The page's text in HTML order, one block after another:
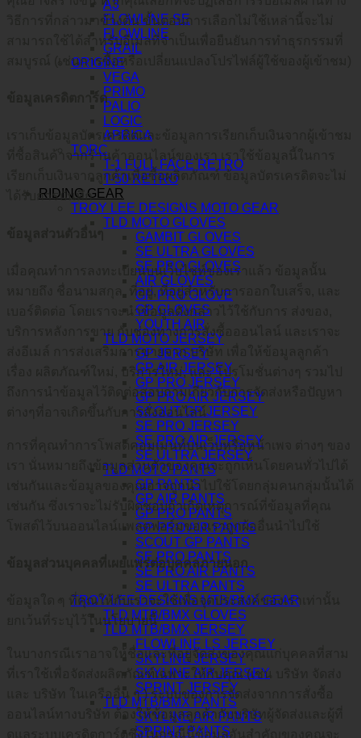
A3
FLOWLINE SE
FLOWLINE
GRAIL
ORIGINE
VEGA
PRIMO
PALIO
LOGIC
APRICA
TORC
T-1 FULL FACE RETRO
T-50 RETRO
RIDING GEAR
TROY LEE DESIGNS MOTO GEAR
TLD MOTO GLOVES
GAMBIT GLOVES
SE ULTRA GLOVES
SE PRO GLOVES
AIR GLOVES
GP PRO GLOVE
GP GLOVES
YOUTH AIR
TLD MOTO JERSEY
GP JERSEY
GP AIR JERSEY
GP PRO JERSEY
GP PRO AIR JERSEY
SCOUT GP JERSEY
SE PRO JERSEY
SE PRO AIR JERSEY
SE ULTRA JERSEY
TLD MOTO PANTS
GP PANTS
GP AIR PANTS
GP PRO PANTS
GP PRO AIR PANTS
SCOUT GP PANTS
SE PRO PANTS
SE PRO AIR PANTS
SE ULTRA PANTS
TROY LEE DESIGNS MTB/BMX GEAR
TLD MTB/BMX GLOVES
TLD MTB/BMX JERSEY
FLOWLINE LS JERSEY
SKYLINE JERSEY
SKYLINE AIR JERSEY
SPRINT JERSEY
TLD MTB/BMX PANTS
SKYLINE AIR PANTS
SPRINT PANTS
วิธีการที่กล่าวมาข้างต้น ขั้นตอนการเลือกไม่ใช้เหล่านี้จะไม่
สามารถใช้ได้สำหรับอีเมลที่จำเป็นเพื่อยืนยันการทำธุรกรรมที่
สมบูรณ์ (เช่นการซื้อหรือเปลี่ยนแปลงโปรไฟล์ผู้ใช้ของผู้เข้าชม)
ข้อมูลเครดิตการ์ด
เราเก็บข้อมูลบัตรเครดิตและข้อมูลการเรียกเก็บเงินจากผู้เข้าชม
ที่ซื้อสินค้าจากร้านค้าออนไลน์ของเรา เราใช้ข้อมูลนี้ในการ
เรียกเก็บเงินจากลูกค้าเพื่อซื้อผลิตภัณฑ์ ข้อมูลบัตรเครดิตจะไม่
ได้รับการบันทึก
เมื่อคุณทำการลงทะเบียนบนเว็บไซท์ของเราแล้ว ข้อมูลนั้น
หมายถึง ชื่อนามสกุล, ที่อยู่, ที่อยู่สำหรับการออกใบเสร็จ, และ
เบอร์ติดต่อ โดยเราจะนำข้อมูลดังกล่าวไว้ใช้กับการ ส่งของ,
บริการหลังการขาย กับช่องทางการสั่งซื้อออนไลน์ และเราจะ
ส่งอีเมล์ การส่งเสริมการขายจาก บริษัท เพื่อให้ข้อมูลลูกค้า
เรื่อง ผลิตภัณฑ์ใหม่, บริการใหม่, และ โปรโมชั่นต่างๆ รวมไป
ถึงการนำข้อมูลไว้ติดต่อสอบถามเกียวกับการจัดส่งหรือปัญหา
ต่างๆที่อาจเกิดขึ้นกับการสั่งออนไลน์
การที่คุณทำการโพสต์คอมเมนท์บนเว็บหรือหน้าเพจ ต่างๆ ของ
เรา นั่นหมายถึงข้อมูลส่วนตัวของคุณจะถูกเห็นโดยคนทั่วไปได้
เช่นกันและข้อมูลของคุณอาจถูกนำไปใช้โดยกลุ่มคนกลุ่มนั้นได้
เช่นกัน ซึ่งเราจะไม่รับผิดชอบถ้าเกิดเหตุการณ์ที่ข้อมูลที่คุณ
โพสต์ไว้บนออนไลน์แพลตฟอร์มของเราถูกผ้ออื่นนำไปใช้
ข้อมูลส่วนบุคคลที่เผยแพร่ต่อบุคคลภายนอก
ข้อมูลใด ๆ ที่คุณให้กับเราจะใช้เพื่อจุดประสงค์ของเราเท่านั้น
ยกเว้นที่ระบุไว้ในนโยบายนี้
ในบางกรณีเราอาจให้ชื่อและที่อยู่จัดส่งของคุณแก่บุคคลที่สาม
ที่เราใช้เพื่อจัดส่งผลิตภัณฑ์เฉพาะให้กับคุณ (เช่น บริษัท จัดส่ง
และ บริษัท ในเครืออื่น ๆ ) ระบบของการจัดส่งจากการสั่งซื้อ
ออนไลน์ทางบริษัท ต้องให้ข้อมูลลูกค้ากับบริษัทผู้จัดส่งและผู้ที่
ดูแลระบบเครดิตการ์ดซึ่งในกรณีนี้ข้อมูลอันสำคัญของคุณจะ